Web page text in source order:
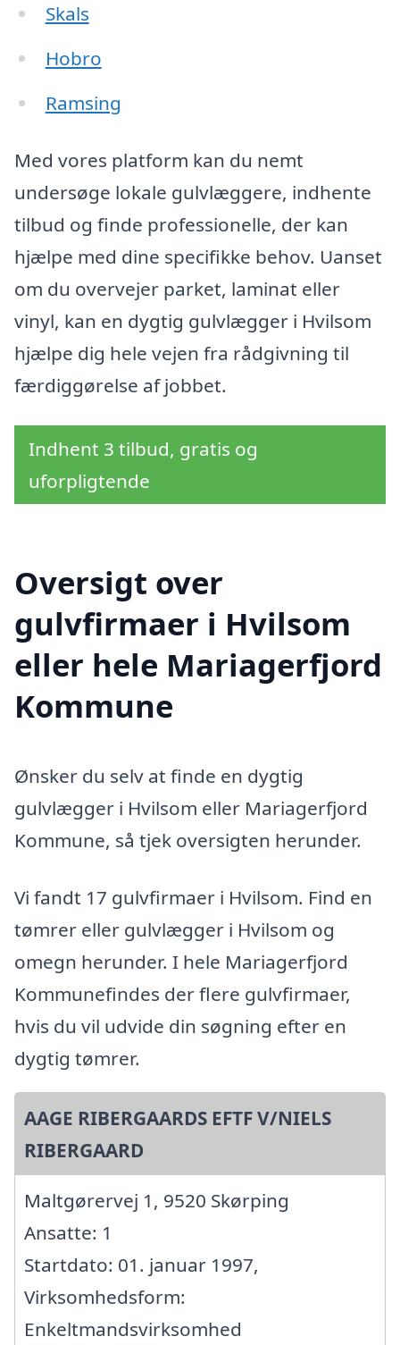
Skals
Hobro
Ramsing
Med vores platform kan du nemt
undersøge lokale gulvlæggere, indhente
tilbud og finde professionelle, der kan
hjælpe med dine specifikke behov. Uanset
om du overvejer parket, laminat eller
vinyl, kan en dygtig gulvlægger i Hvilsom
hjælpe dig hele vejen fra rådgivning til
færdiggørelse af jobbet.
Indhent 3 tilbud, gratis og
uforpligtende
Oversigt over
gulvfirmaer i Hvilsom
eller hele Mariagerfjord
Kommune
Ønsker du selv at finde en dygtig
gulvlægger i Hvilsom eller Mariagerfjord
Kommune, så tjek oversigten herunder.
Vi fandt 17 gulvfirmaer i Hvilsom. Find en
tømrer eller gulvlægger i Hvilsom og
omegn herunder. I hele Mariagerfjord
Kommunefindes der flere gulvfirmaer,
hvis du vil udvide din søgning efter en
dygtig tømrer.
AAGE RIBERGAARDS EFTF V/NIELS
RIBERGAARD
Maltgørervej 1, 9520 Skørping
Ansatte: 1
Startdato: 01. januar 1997,
Virksomhedsform:
Enkeltmandsvirksomhed